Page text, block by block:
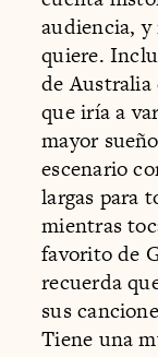
audiencia,
quiere.
de Australia
que iría a
mayor
escenario
largas para
mientras
favorito de
recuerda
sus
Tiene una